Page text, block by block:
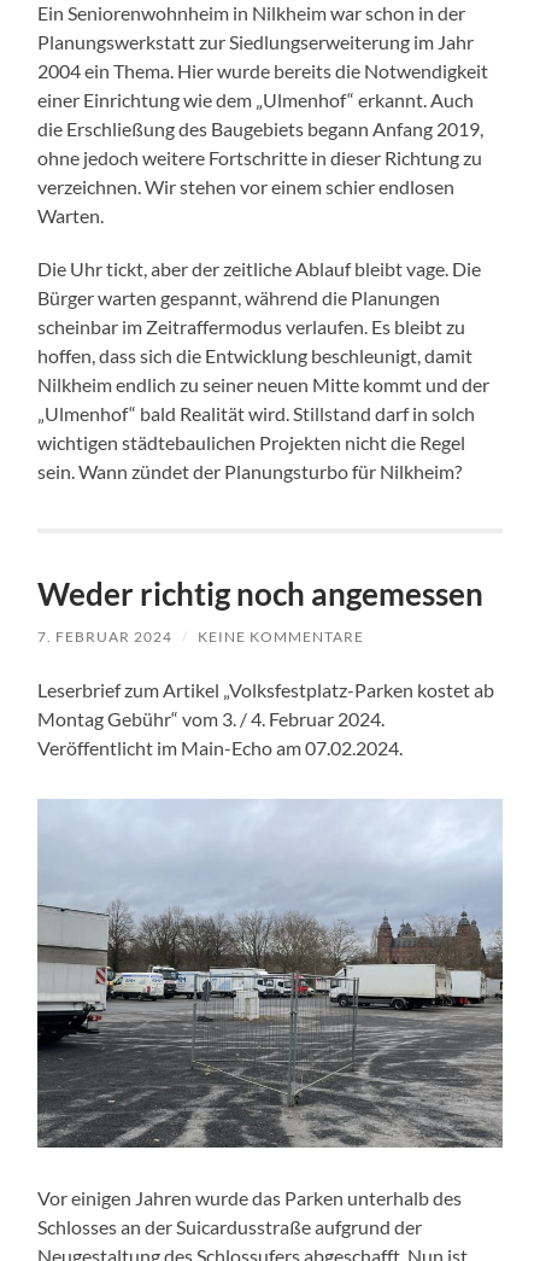
Ein Seniorenwohnheim in Nilkheim war schon in der
Planungswerkstatt zur Siedlungserweiterung im Jahr
2004 ein Thema. Hier wurde bereits die Notwendigkeit
einer Einrichtung wie dem „Ulmenhof“ erkannt. Auch
die Erschließung des Baugebiets begann Anfang 2019,
ohne jedoch weitere Fortschritte in dieser Richtung zu
verzeichnen. Wir stehen vor einem schier endlosen
Warten.
Die Uhr tickt, aber der zeitliche Ablauf bleibt vage. Die
Bürger warten gespannt, während die Planungen
scheinbar im Zeitraffermodus verlaufen. Es bleibt zu
hoffen, dass sich die Entwicklung beschleunigt, damit
Nilkheim endlich zu seiner neuen Mitte kommt und der
„Ulmenhof“ bald Realität wird. Stillstand darf in solch
wichtigen städtebaulichen Projekten nicht die Regel
sein. Wann zündet der Planungsturbo für Nilkheim?
Weder richtig noch angemessen
7. FEBRUAR 2024 / KEINE KOMMENTARE
Leserbrief zum Artikel „Volksfestplatz-Parken kostet ab
Montag Gebühr“ vom 3. / 4. Februar 2024.
Veröffentlicht im Main-Echo am 07.02.2024.
Vor einigen Jahren wurde das Parken unterhalb des
Schlosses an der Suicardusstraße aufgrund der
Neugestaltung des Schlossufers abgeschafft. Nun ist